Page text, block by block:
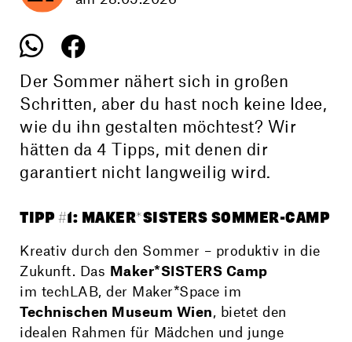
Der Sommer nähert sich in großen
Schritten, aber du hast noch keine Idee,
wie du ihn gestalten möchtest? Wir
hätten da 4 Tipps, mit denen dir
garantiert nicht langweilig wird.
TIPP #1: MAKER*SISTERS SOMMER-CAMP
Kreativ durch den Sommer – produktiv in die
Zukunft. Das Maker*SISTERS Camp
im techLAB, der Maker*Space im
Technischen Museum Wien, bietet den
idealen Rahmen für Mädchen und junge